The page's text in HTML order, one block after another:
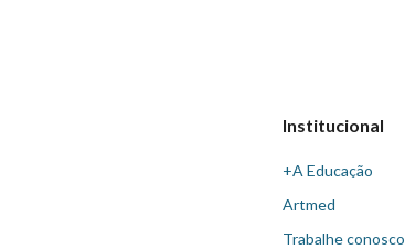
Institucional
+A Educação
Artmed
Trabalhe conosco